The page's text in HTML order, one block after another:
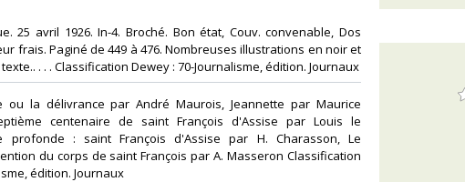
25 avril 1926. In-4. Broché. Bon état, Couv. convenable, Dos
frais. Paginé de 449 à 476. Nombreuses illustrations en noir et
. . . Classification Dewey : 70-Journalisme, édition. Journaux‎
ou la délivrance par André Maurois, Jeannette par Maurice
centenaire de saint François d'Assise par Louis le
profonde : saint François d'Assise par H. Charasson, Le
du corps de saint François par A. Masseron Classification
édition. Journaux‎